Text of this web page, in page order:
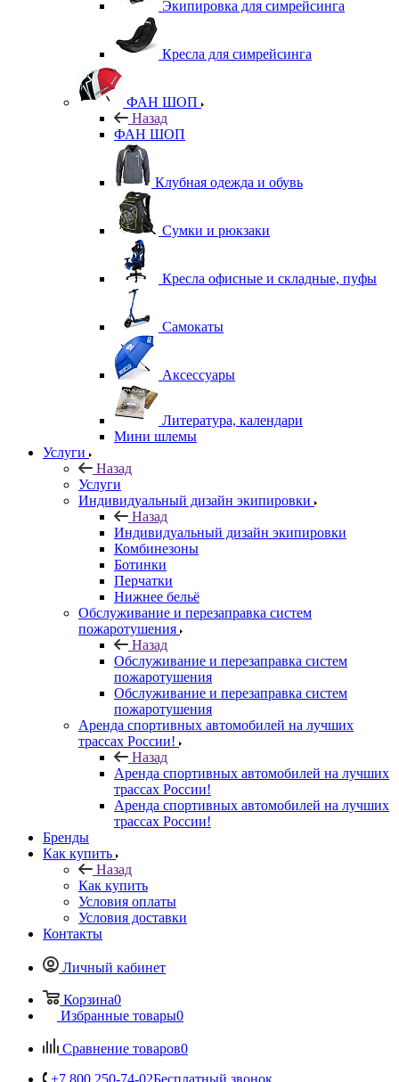
Экипировка для симрейсинга
Кресла для симрейсинга
ФАН ШОП
Назад
ФАН ШОП
Клубная одежда и обувь
Сумки и рюкзаки
Кресла офисные и складные, пуфы
Самокаты
Аксессуары
Литература, календари
Мини шлемы
Услуги
Назад
Услуги
Индивидуальный дизайн экипировки
Назад
Индивидуальный дизайн экипировки
Комбинезоны
Ботинки
Перчатки
Нижнее бельё
Обслуживание и перезаправка систем
пожаротушения
Назад
Обслуживание и перезаправка систем
пожаротушения
Обслуживание и перезаправка систем
пожаротушения
Аренда спортивных автомобилей на лучших
трассах России!
Назад
Аренда спортивных автомобилей на лучших
трассах России!
Аренда спортивных автомобилей на лучших
трассах России!
Бренды
Как купить
Назад
Как купить
Условия оплаты
Условия доставки
Контакты
Личный кабинет
Корзина0
Избранные товары0
Сравнение товаров0
+7 800 250-74-02Бесплатный звонок